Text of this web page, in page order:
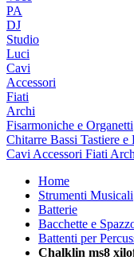
PA
DJ
Studio
Luci
Cavi
Accessori
Fiati
Archi
Fisarmoniche e Organetti
Chitarre Bassi Tastiere e
Cavi Accessori Fiati
Home
Strumenti Musicali
Batterie
Bacchette e
Battenti per
Chalklin ms8